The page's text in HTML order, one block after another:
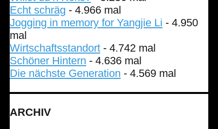
Echt schräg - 4.966 mal
Jogging in memory for Yangjie Li - 4.950
mal
Wirtschaftsstandort - 4.742 mal
Schöner Hintern - 4.636 mal
Die nächste Generation - 4.569 mal
ARCHIV